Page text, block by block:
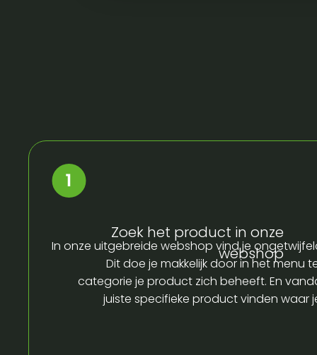
Zoek het product in onze
webshop
In onze uitgebreide webshop vind je
Dit doe je makkelijk door in het menu
categorie je product zich beheeft. En
juiste specifieke product vinden waar